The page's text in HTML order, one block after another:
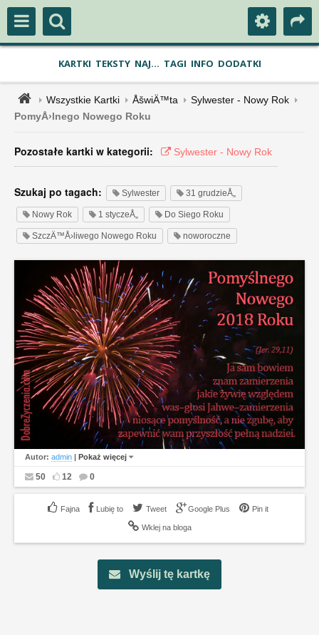
KARTKI TEKSTY NAJ... TAGI INFO DODATKI
Wszystkie Kartki ÅšwiÄ™ta
Sylwester - Nowy Rok
PomyÅ›lnego Nowego Roku
Pozostałe kartki w kategorii: Sylwester - Nowy Rok
Szukaj po tagach: Sylwester 31 grudzieÅ„
Nowy Rok 1 styczeÅ„ Do Siego Roku
SzczÄ™Å›liwego Nowego Roku noworoczne
Autor: admin | Pokaż więcej
50 12 0
Lubię to Tweet Google Plus Pin it
Wklej na bloga
Wyślij tę kartkę